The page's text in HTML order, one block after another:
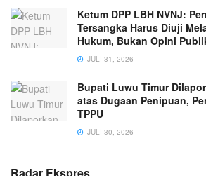
Ketum DPP LBH NVNJ:
Tersangka Harus Diuji
Hukum, Bukan Opini
JULI 31, 2026
Bupati Luwu Timur
atas Dugaan Penipuan,
TPPU
JULI 30, 2026